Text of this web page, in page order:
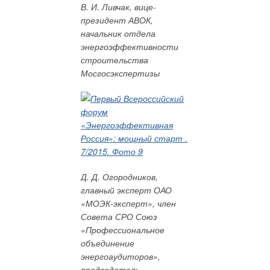
В. И. Ливчак, вице-
президент АВОК,
начальник отдела
энергоэффективности
строительства
Мосгосэкспертизы
Д. Д. Огородников,
главный эксперт ОАО
«МОЭК-эксперт», член
Совета СРО Союз
«Профессиональное
объединение
энергоаудиторов»,
пределах 3,5-5,0 лет, а на угле — порядка семи лет.
В качестве конкретного примера можно рассмотреть
сельскую школу, где была установлена котельная на щепе
вместо электрокотлов. Электрические котлы были оставлены
на случай покрытия пиковой нагрузки, которая возможна в
проекта был установлен котёл мощностью 100 кВт, итоговые
инвестиции составили 2 млн руб., что соответствует годовым
тратам на электроэнергию при использовании её для
отопления. Рядом с котельной есть пилорама, владельцы с
которой с удовольствием поставляют отходы, решая таким
образом проблему их утилизации. Была установлена
рубильная машина, нарубающая щепу, что позволило